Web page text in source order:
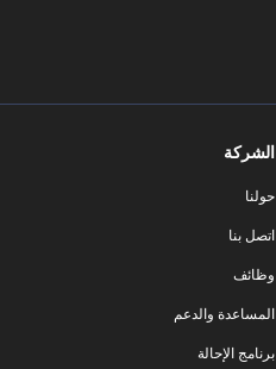
الشركة
حولنا
اتصل بنا
وظائف
المساعدة والدعم
برنامج الإحالة